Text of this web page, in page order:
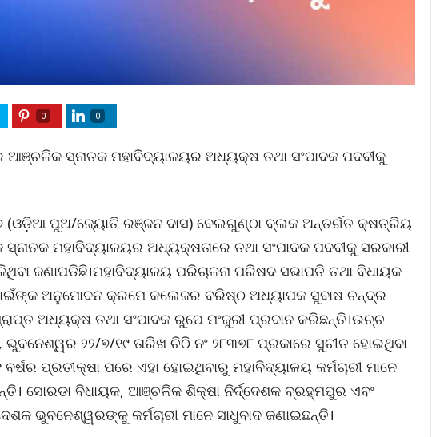
0 0
ସ୍ନାତକ ମହାବିଦ୍ୟାଳୟର ଅଧ୍ୟକ୍ଷ ତଥା ସଂପାଦକ ପଦବୀକୁ
(ଓଡ଼ିଆ ପୁଅ/ଜ୍ୟୋତି ରଞ୍ଜନ ଦାସ) ବେଲଗୁଣ୍ଠା ବ୍ଲକ ଅନ୍ତର୍ଗତ କ୍ଷତ୍ରିୟ
ମହାବିଦ୍ୟାଳୟର ଅଧ୍ୟକ୍ଷତାରେ ତଥା ସଂପାଦକ ପଦବୀକୁ ସରକାରୀ
ଜଣାପଡିଛି।ମହାବିଦ୍ୟାଳୟ ପରିଚାଳନା ପରିଷଦ ସଭାପତି ତଥା ବିଧାୟକ
ଅନୁମୋଦନ କ୍ରମେ କଲେଜର ବରିଷ୍ଠ ଅଧ୍ୟାପକ ସୁବାଷ ଚନ୍ଦ୍ର
ଅଧ୍ୟକ୍ଷ ତଥା ସଂପାଦକ ରୁପେ ମଂଜୁରୀ ପ୍ରଦାନ କରିଛନ୍ତି।ଉଚ୍ଚ
ଭୁବନେଶ୍ୱର ୨୨/୭/୧୯ ତାରିଖ ଚିଠି ନଂ ୨୮୩୭୮ ପ୍ରକାରେ ସୁଚୀତ ହୋଇଥିବା
ବର୍ଷର ପ୍ରତୀକ୍ଷା ପରେ ଏହା ହୋଇଥିବାରୁ ମହାବିଦ୍ୟାଳୟ କର୍ମଚାରୀ ମାନେ
ସୋରଡା ବିଧାୟକ, ଆଞ୍ଚଳିକ ଶିକ୍ଷା ନିର୍ଦ୍ଦେଶକ ବ୍ରହ୍ମପୁର ଏବଂ
ଭୁବନେଶ୍ୱରଙ୍କୁ କର୍ମଚାରୀ ମାନେ ସାଧୁବାଦ ଜଣାଇଛନ୍ତି।